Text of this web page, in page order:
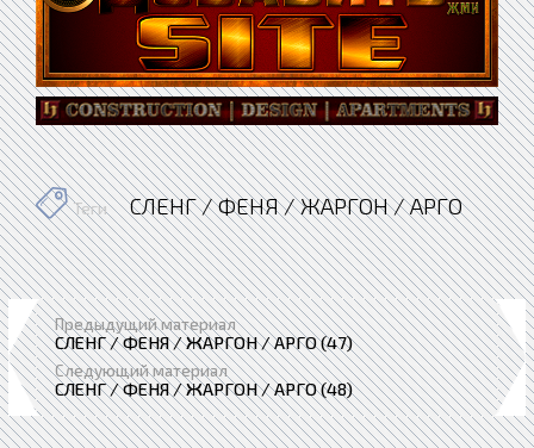
Теги СЛЕНГ / ФЕНЯ / ЖАРГОН / АРГО
Предыдущий материал
СЛЕНГ / ФЕНЯ / ЖАРГОН / АРГО (47)
Следующий материал
СЛЕНГ / ФЕНЯ / ЖАРГОН / АРГО (48)